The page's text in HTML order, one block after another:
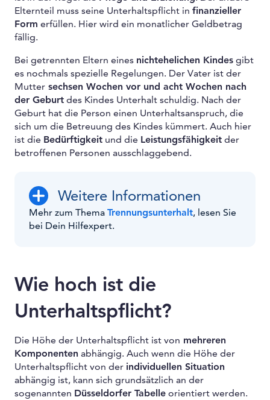
Elternteil muss seine Unterhaltspflicht in finanzieller
Form erfüllen. Hier wird ein monatlicher Geldbetrag
fällig.
Bei getrennten Eltern eines nichtehelichen Kindes gibt
es nochmals spezielle Regelungen. Der Vater ist der
Mutter sechsen Wochen vor und acht Wochen nach
der Geburt des Kindes Unterhalt schuldig. Nach der
Geburt hat die Person einen Unterhaltsanspruch, die
sich um die Betreuung des Kindes kümmert. Auch hier
ist die Bedürftigkeit und die Leistungsfähigkeit der
betroffenen Personen ausschlaggebend.
Weitere Informationen
Mehr zum Thema Trennungsunterhalt, lesen Sie
bei Dein Hilfexpert.
Wie hoch ist die
Unterhaltspflicht?
Die Höhe der Unterhaltspflicht ist von mehreren
Komponenten abhängig. Auch wenn die Höhe der
Unterhaltspflicht von der individuellen Situation
abhängig ist, kann sich grundsätzlich an der
sogenannten Düsseldorfer Tabelle orientiert werden.